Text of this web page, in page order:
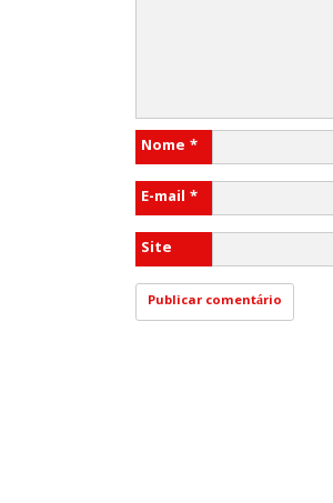
Nome *
E-mail *
Site